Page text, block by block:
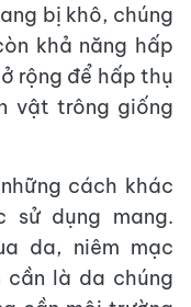
bị khô, chúng
khả năng hấp
rộng để hấp thụ
vật trông giống
cách khác
sử dụng mang.
da, niêm mạc
cần là da chúng